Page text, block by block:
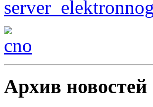
Архив новостей